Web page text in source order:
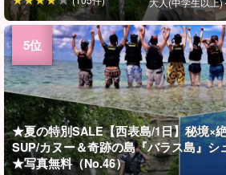
★夏の特別SALE【西表島/1日】秘境×
SUP/カヌー＆奇跡の島『バラス島』シ
★写真無料（No.46）